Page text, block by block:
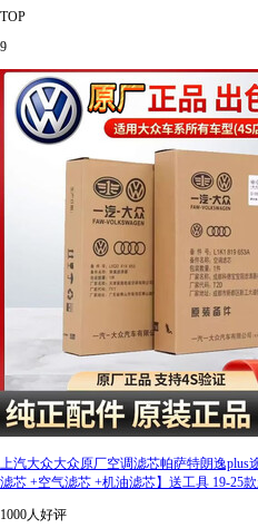
TOP
9
上汽大众大众原厂空调滤芯帕萨特朗逸plus
滤芯 +空气滤芯 +机油滤芯】送工具 19-25
1000人好评